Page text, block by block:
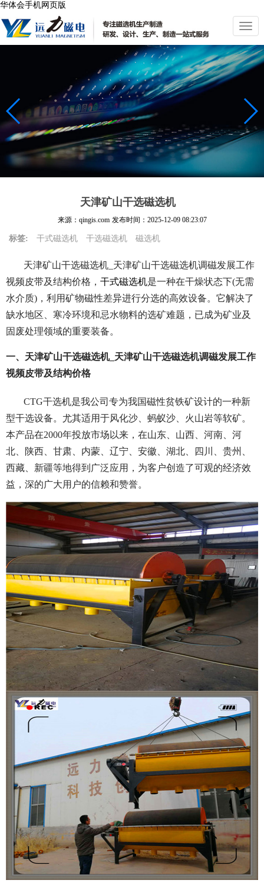
华体会手机网页版
切
换
导
航
天津矿山干选磁选机
来源：qingis.com 发布时间： 2025-12-09 08:23:07
标签: 干式磁选机 干选磁选机 磁选机
天津矿山干选磁选机_天津矿山干选磁选机调磁发展工作
视频皮带及结构价格， 干式磁选机是一种在干燥状态下(无需
水介质)，利用矿物磁性差异进行分选的高效设备。它解决了
缺水地区、寒冷环境和忌水物料的选矿难题，已成为矿业及
固废处理领域的重要装备。
一、天津矿山干选磁选机_天津矿山干选磁选机调磁发展工作
视频皮带及结构价格
CTG干选机是我公司专为我国磁性贫铁矿设计的一种新
型干选设备。尤其适用于风化沙、蚂蚁沙、火山岩等软矿。
本产品在2000年投放市场以来，在山东、山西、河南、河
北、陕西、甘肃、内蒙、辽宁、安徽、湖北、四川、贵州、
西藏、新疆等地得到广泛应用，为客户创造了可观的经济效
益，深的广大用户的信赖和赞誉。